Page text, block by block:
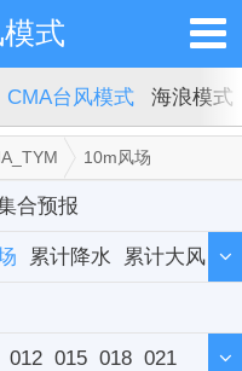
式
CMA台风模式 海浪模式
10m风场
合预报
累计降水 累计大风
012 015 018 021